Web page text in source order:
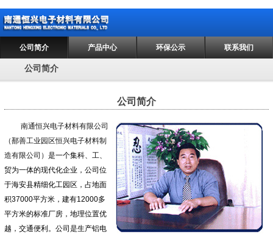
公司简介 产品中心 环保公示 联系我们
公司简介
公司简介
南通恒兴电子材料有限公司
（鄯善工业园区恒兴电子材料制
造有限公司） 是一个集科、工、
贸为一体的现代化企业，公司位
于海安县精细化工园区，占地面
积37000平方米，建有12000多
平方米的标准厂房，地理位置优
越，交通便利。公司是生产铝电